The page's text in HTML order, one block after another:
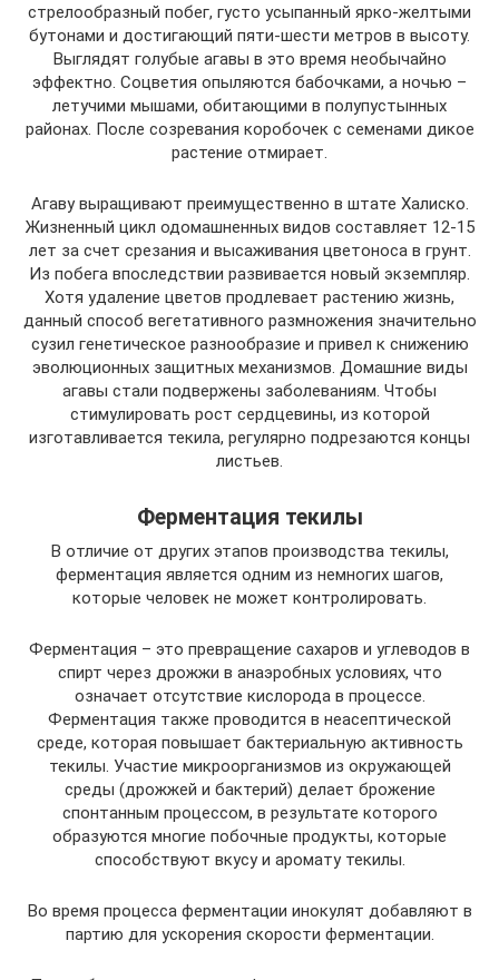
стрелообразный побег, густо усыпанный ярко-желтыми
бутонами и достигающий пяти-шести метров в высоту.
Выглядят голубые агавы в это время необычайно
эффектно. Соцветия опыляются бабочками, а ночью –
летучими мышами, обитающими в полупустынных
районах. После созревания коробочек с семенами дикое
растение отмирает.
Агаву выращивают преимущественно в штате Халиско.
Жизненный цикл одомашненных видов составляет 12-15
лет за счет срезания и высаживания цветоноса в грунт.
Из побега впоследствии развивается новый экземпляр.
Хотя удаление цветов продлевает растению жизнь,
данный способ вегетативного размножения значительно
сузил генетическое разнообразие и привел к снижению
эволюционных защитных механизмов. Домашние виды
агавы стали подвержены заболеваниям. Чтобы
стимулировать рост сердцевины, из которой
изготавливается текила, регулярно подрезаются концы
листьев.
Ферментация текилы
В отличие от других этапов производства текилы,
ферментация является одним из немногих шагов,
которые человек не может контролировать.
Ферментация – это превращение сахаров и углеводов в
спирт через дрожжи в анаэробных условиях, что
означает отсутствие кислорода в процессе.
Ферментация также проводится в неасептической
среде, которая повышает бактериальную активность
текилы. Участие микроорганизмов из окружающей
среды (дрожжей и бактерий) делает брожение
спонтанным процессом, в результате которого
образуются многие побочные продукты, которые
способствуют вкусу и аромату текилы.
Во время процесса ферментации инокулят добавляют в
партию для ускорения скорости ферментации.